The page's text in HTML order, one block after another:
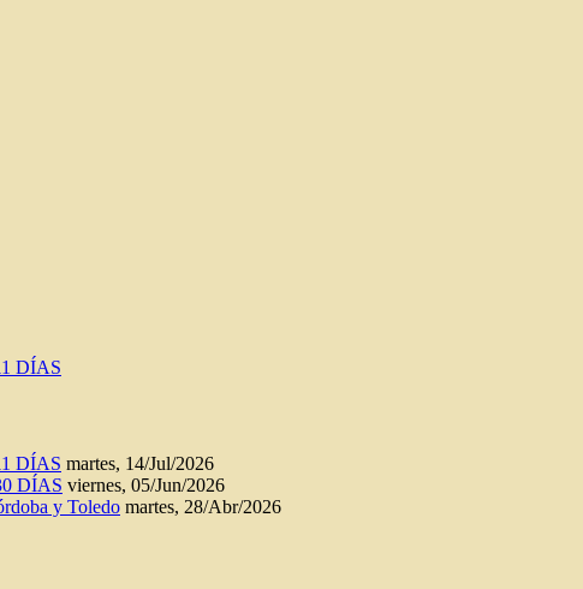
DÍAS
DÍAS martes, 14/Jul/2026
DÍAS viernes, 05/Jun/2026
y Toledo martes, 28/Abr/2026